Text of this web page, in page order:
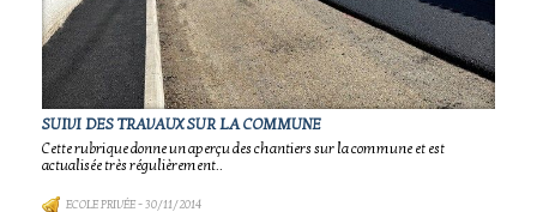
SUIVI DES TRAVAUX SUR LA COMMUNE
Cette rubrique donne un aperçu des chantiers sur la commune et est
actualisée très régulièrement..
ECOLE PRIVÉE- 30/11/2014